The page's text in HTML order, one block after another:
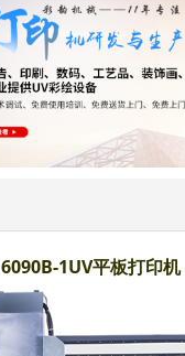
6090B-1UV平板打印机